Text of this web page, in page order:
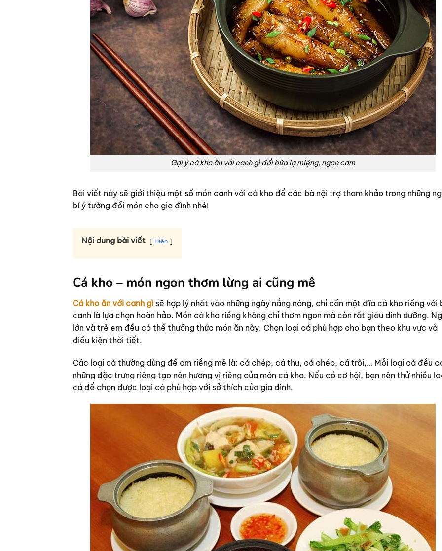
Gợi ý cá kho ăn với canh gì đổi bữa lạ miệng, ngon cơm
Bài viết này sẽ giới thiệu một số món canh với cá kho để các bà nội trợ tham khảo trong những
bí ý tưởng đổi món cho gia đình nhé!
Nội dung bài viết Hiện
Cá kho – món ngon thơm lừng ai cũng mê
Cá kho ăn với canh gì sẽ hợp lý nhất vào những ngày nắng nóng, chỉ cần một đĩa cá kho riềng với
canh là lựa chọn hoàn hảo. Món cá kho riềng không chỉ thơm ngon mà còn rất giàu dinh dưỡng.
lớn và trẻ em đều có thể thưởng thức món ăn này. Chọn loại cá phù hợp cho bạn theo khu vực và
điều kiện thời tiết.
Các loại cá thường dùng để om riềng mẻ là: cá chép, cá thu, cá chép, cá trôi,… Mỗi loại cá đều
những đặc trưng riêng tạo nên hương vị riêng của món cá kho. Nếu có cơ hội, bạn nên thử nhiều
cá để chọn được loại cá phù hợp với sở thích của gia đình.